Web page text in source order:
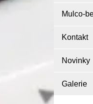
Mulco-
Kontakt
Novinky
Galerie